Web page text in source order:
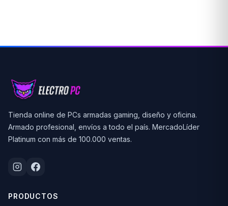
Tienda online de PCs armadas gaming, diseño y oficina.
Armado profesional, envíos a todo el país. MercadoLíder
Platinum con más de 100.000 ventas.
PRODUCTOS